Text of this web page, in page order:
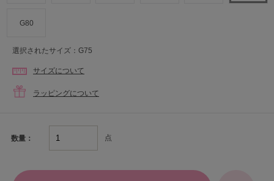
G80
選択されたサイズ：G75
サイズについて
ラッピングについて
数量： 点